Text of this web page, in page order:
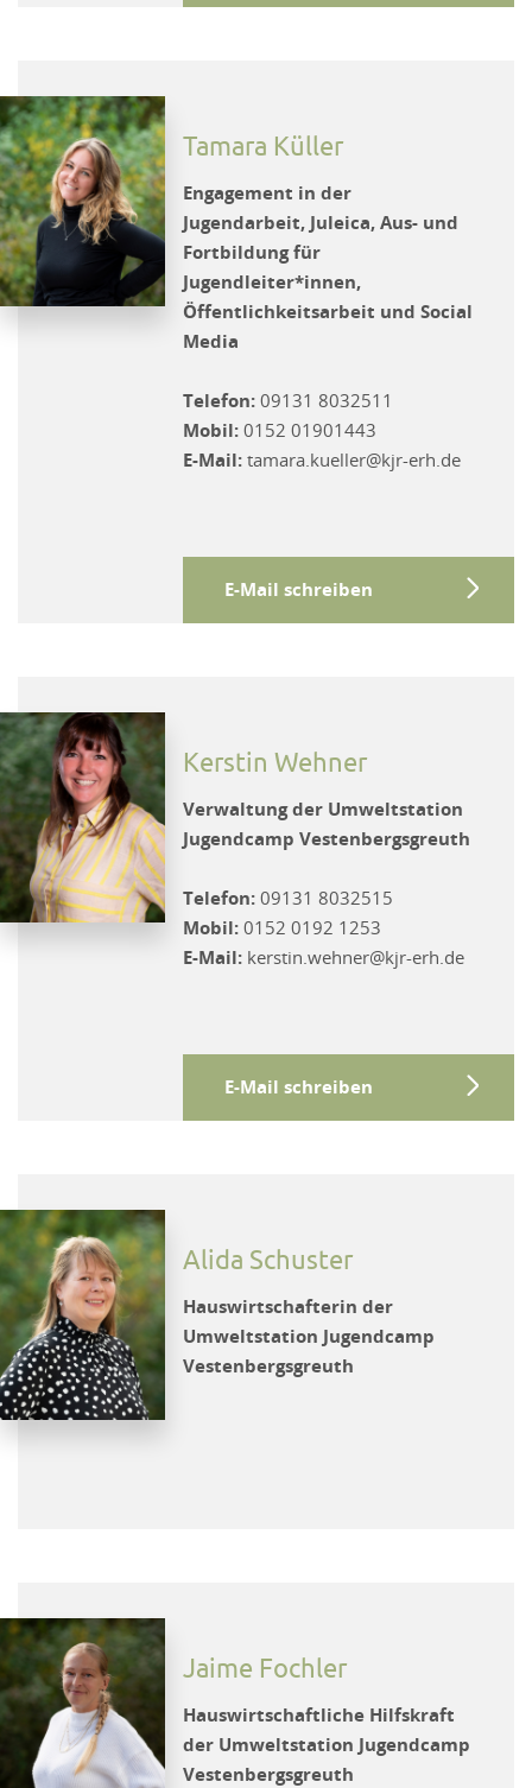
Tamara Küller
Engagement in der
Jugendarbeit, Juleica, Aus- und
Fortbildung für
Jugendleiter*innen,
Öffentlichkeitsarbeit und Social
Media
Telefon: 09131 8032511
Mobil: 0152 01901443
E-Mail: tamara.kueller@kjr-erh.de
E-Mail schreiben
Kerstin Wehner
Verwaltung der Umweltstation
Jugendcamp Vestenbergsgreuth
Telefon: 09131 8032515
Mobil: 0152 0192 1253
E-Mail: kerstin.wehner@kjr-erh.de
E-Mail schreiben
Alida Schuster
Hauswirtschafterin der
Umweltstation Jugendcamp
Vestenbergsgreuth
Jaime Fochler
Hauswirtschaftliche Hilfskraft
der Umweltstation Jugendcamp
Vestenbergsgreuth